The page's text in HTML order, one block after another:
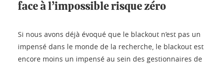
face à l’impossible risque zéro
Si nous avons déjà évoqué que le blackout n’est pas un
impensé dans le monde de la recherche, le blackout est
encore moins un impensé au sein des gestionnaires de